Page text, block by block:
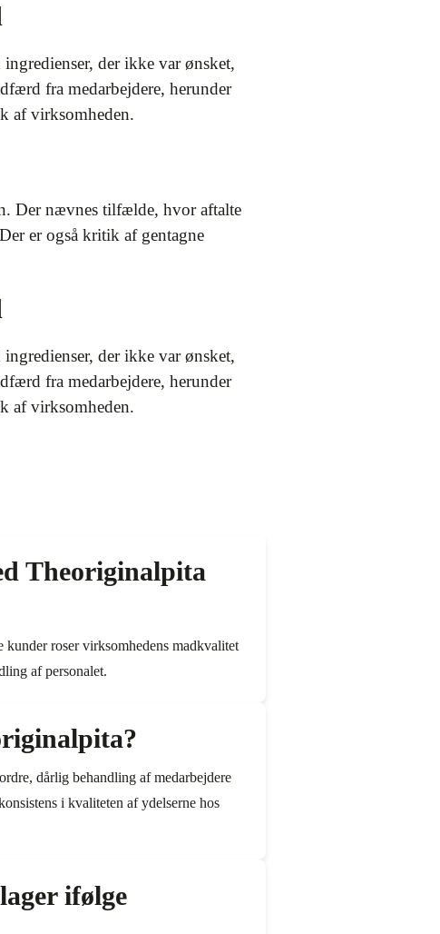
der ikke var ønsket,
fra medarbejdere, herunder
af virksomheden.
Der nævnes tilfælde, hvor aftalte
er også kritik af gentagne
der ikke var ønsket,
fra medarbejdere, herunder
af virksomheden.
Theoriginalpita
roser virksomhedens madkvalitet
af personalet.
dårlig behandling af medarbejdere
i kvaliteten af ydelserne hos
ifølge